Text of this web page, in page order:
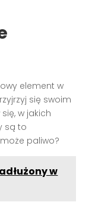
element w
się swoim
w jakich
są to
paliwo?
w